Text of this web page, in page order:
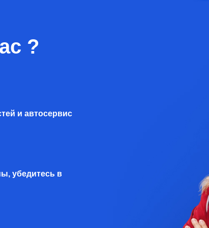
?
и автосервис
убедитесь в